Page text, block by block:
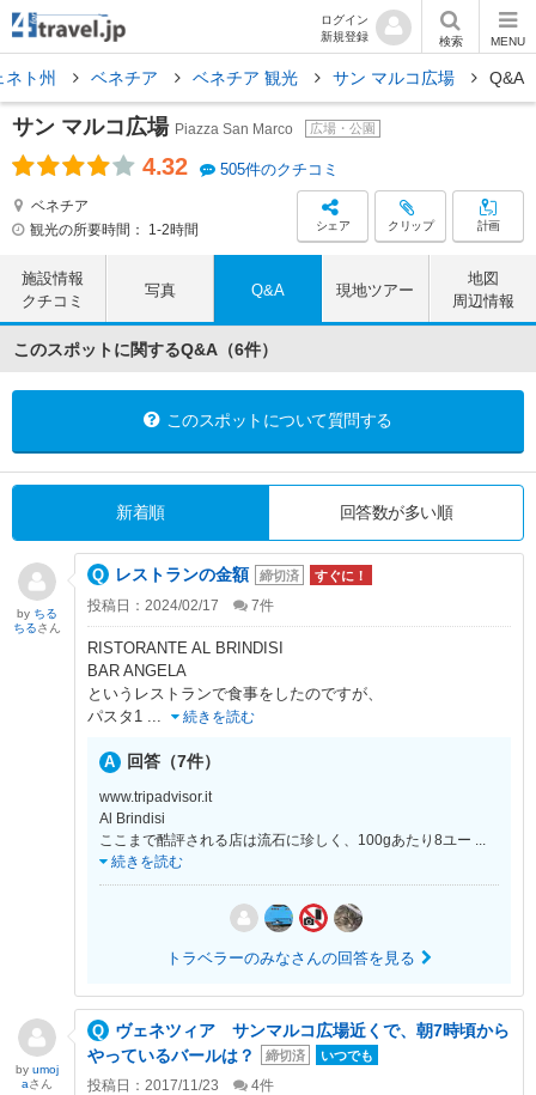
ログイン
新規登録
検索 MENU
ネト州 ベネチア ベネチア 観光 サン マルコ広場 Q&A
サン マルコ広場 Piazza San Marco 広場・公園
4.32 505件のクチコミ
ベネチア
観光の所要時間：
1-2時間 シェア クリップ 計画
施設情報
クチコミ
写真 Q&A 現地ツアー
地図
周辺情報
このスポットに関するQ&A（6件）
このスポットについて質問する
新着順 回答数が多い順
レストランの金額 締切済 すぐに！
投稿日：2024/02/17 7件
RISTORANTE AL BRINDISI
BAR ANGELA
というレストランで食事をしたのですが、
パスタ1
続きを読む
回答（7件）
www.tripadvisor.it
Al Brindisi
ここまで酷評される店は流石に珍しく、100gあたり8ユー
続きを読む
トラベラーのみなさんの回答を見る
by ちる
ちるさん
ヴェネツィア サンマルコ広場近くで、朝7時頃から
やっているバールは？
締切済 いつでも
投稿日：2017/11/23 4件
by umoj
aさん